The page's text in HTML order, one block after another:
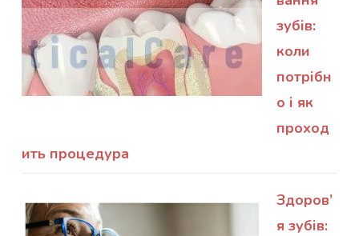
зубів:
коли
потрібн
о і як
проход
ить процедура
Здоров’
я зубів: